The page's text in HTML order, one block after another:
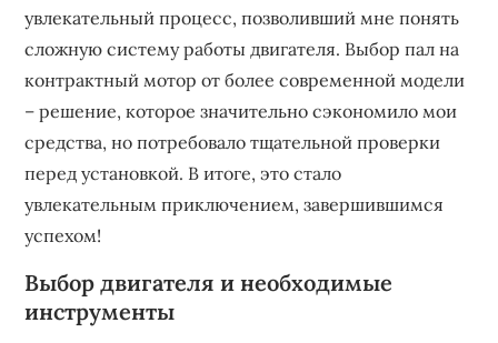
увлекательный процесс, позволивший мне понять
сложную систему работы двигателя. Выбор пал на
контрактный мотор от более современной модели
– решение, которое значительно сэкономило мои
средства, но потребовало тщательной проверки
перед установкой. В итоге, это стало
увлекательным приключением, завершившимся
успехом!
Выбор двигателя и необходимые
инструменты